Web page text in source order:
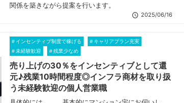
関係を築きながら提案を行います。
2025/06/16
インセンティブ制度で稼げる
キャリアプラン充実
未経験歓迎
残業少なめ
売り上げの30％をインセンティブとして還
元♪残業10時間程度◎インフラ商材を取り扱
う未経験歓迎の個人営業職